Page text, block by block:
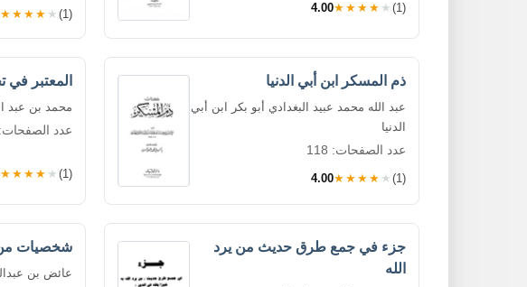
4.00★★★★★ (1)
★★★★★ (1)
ذم المسكر ابن أبي الدنيا
عبد الله محمد عبيد البغدادي أبو بكر ابن أبي
الدنيا
عدد الصفحات: 118
4.00★★★★★ (1)
المعتبر في
محمد بن عبد
عدد الصفحات: 375
★★★★★ (1)
جزء في جمع طرق حديث من يرد
الله
شخصيات من
عائض بن